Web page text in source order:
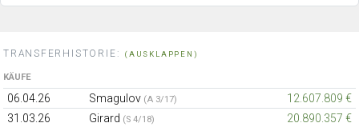
TRANSFERHISTORIE: (AUSKLAPPEN)
KÄUFE
06.04.26 Smagulov (A 3/17)
12.607.809 €
31.03.26
Girard (S 4/18)
20.890.357 €